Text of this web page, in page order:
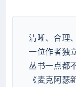
清晰、合理
一位作者独
丛书一点都
《麦克阿瑟